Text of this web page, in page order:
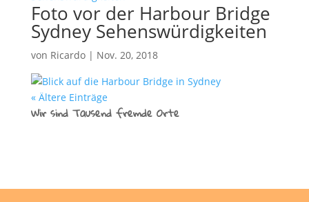
Foto vor der Harbour Bridge
Sydney Sehenswürdigkeiten
von Ricardo| Nov. 20, 2018
« Ältere Einträge
Wir sind Tausend fremde Orte